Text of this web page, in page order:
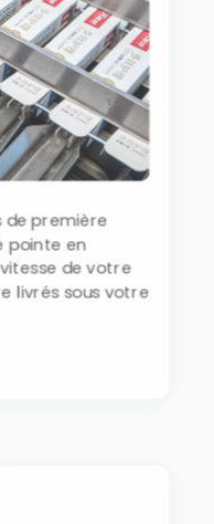
de première
pointe en
de votre
livrés sous votre